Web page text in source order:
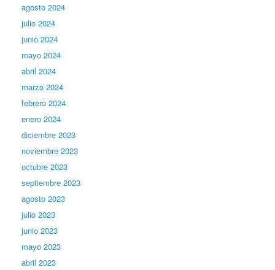
agosto 2024
julio 2024
junio 2024
mayo 2024
abril 2024
marzo 2024
febrero 2024
enero 2024
diciembre 2023
noviembre 2023
octubre 2023
septiembre 2023
agosto 2023
julio 2023
junio 2023
mayo 2023
abril 2023